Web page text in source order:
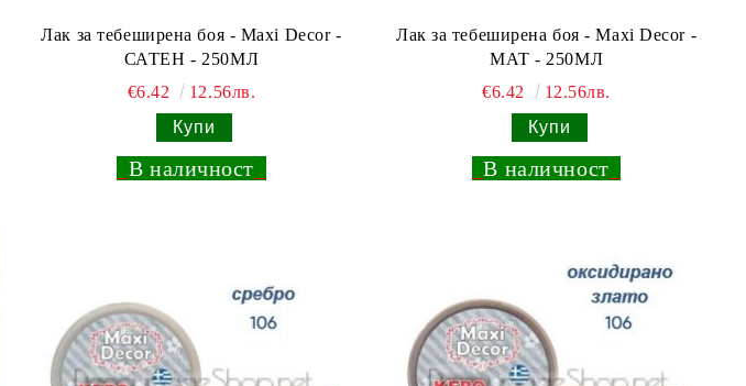
Лак за тебеширена боя - Maxi Decor -
САТЕН - 250МЛ
€6.42
12.56лв.
В наличност
Лак за тебеширена боя - Maxi Decor -
МАТ - 250МЛ
€6.42
12.56лв.
_В наличност